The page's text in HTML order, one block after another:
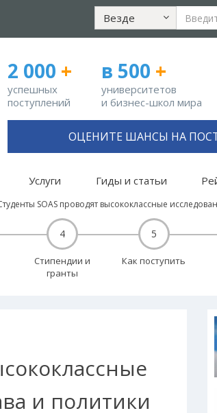
Везде
2 000 +
успешных
поступлений
в 500 +
университетов
и бизнес-школ мира
ОЦЕНИТЕ ШАНСЫ НА
Услуги Гиды и статьи
SOAS проводят высококлассные
4
Стипендии и
гранты
5
Как поступить
и политики